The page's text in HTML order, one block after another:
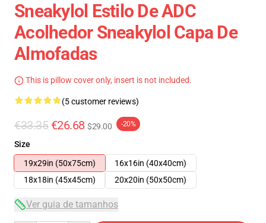
Sneakylol Estilo De ADC
Acolhedor Sneakylol Capa De
Almofadas
This is pillow cover only, insert is not included.
(5 customer reviews)
€33.35 €26.68 $29.00 -20%
Size
19x29in (50x75cm)
16x16in (40x40cm)
18x18in (45x45cm)
20x20in (50x50cm)
Ver guia de tamanhos